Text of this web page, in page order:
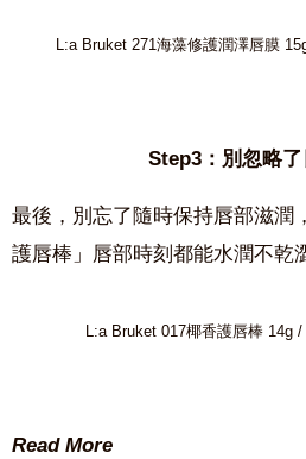
L:a Bruket 271海藻修護潤澤唇膜
Step3：別忽略
最後，別忘了隨時保持唇部滋潤
護唇棒」唇部時刻都能水潤不乾
L:a Bruket 017椰香護唇棒 14g /
Read More